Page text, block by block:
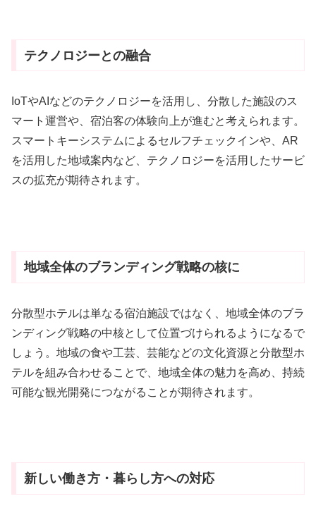
テクノロジーとの融合
IoTやAIなどのテクノロジーを活用し、分散した施設のス
マート運営や、宿泊客の体験向上が進むと考えられます。
スマートキーシステムによるセルフチェックインや、AR
を活用した地域案内など、テクノロジーを活用したサービ
スの拡充が期待されます。
地域全体のブランディング戦略の核に
分散型ホテルは単なる宿泊施設ではなく、地域全体のブラ
ンディング戦略の中核として位置づけられるようになるで
しょう。地域の食や工芸、芸能などの文化資源と分散型ホ
テルを組み合わせることで、地域全体の魅力を高め、持続
可能な観光開発につながることが期待されます。
新しい働き方・暮らし方への対応